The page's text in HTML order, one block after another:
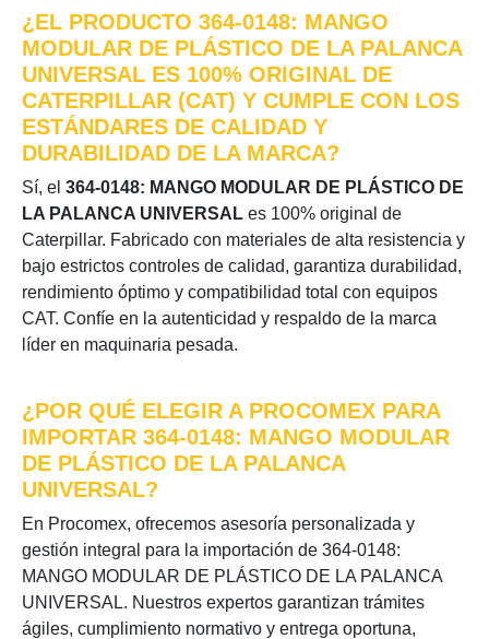
¿EL PRODUCTO 364-0148: MANGO
MODULAR DE PLÁSTICO DE LA PALANCA
UNIVERSAL ES 100% ORIGINAL DE
CATERPILLAR (CAT) Y CUMPLE CON LOS
ESTÁNDARES DE CALIDAD Y
DURABILIDAD DE LA MARCA?
Sí, el 364-0148: MANGO MODULAR DE PLÁSTICO DE
LA PALANCA UNIVERSAL es 100% original de
Caterpillar. Fabricado con materiales de alta resistencia y
bajo estrictos controles de calidad, garantiza durabilidad,
rendimiento óptimo y compatibilidad total con equipos
CAT. Confíe en la autenticidad y respaldo de la marca
líder en maquinaria pesada.
¿POR QUÉ ELEGIR A PROCOMEX PARA
IMPORTAR 364-0148: MANGO MODULAR
DE PLÁSTICO DE LA PALANCA
UNIVERSAL?
En Procomex, ofrecemos asesoría personalizada y
gestión integral para la importación de 364-0148:
MANGO MODULAR DE PLÁSTICO DE LA PALANCA
UNIVERSAL. Nuestros expertos garantizan trámites
ágiles, cumplimiento normativo y entrega oportuna,